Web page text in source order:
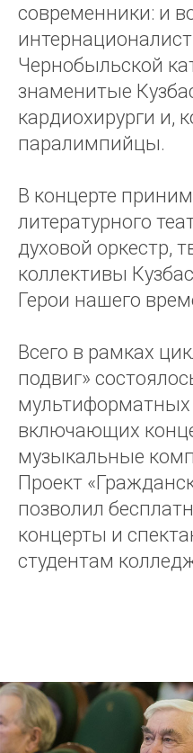
современники: и
Чернобыльской
знаменитые
кардиохирурги и,
паралимпийцы.
В концерте
литературного
духовой оркестр,
коллективы
Герои нашего
Всего в рамках
подвиг»
включающих
музыкальные
Проект
позволил
концерты и
студентам